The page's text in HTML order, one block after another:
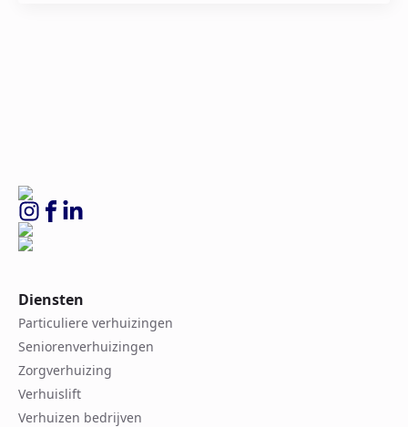
Diensten
Particuliere verhuizingen
Seniorenverhuizingen
Zorgverhuizing
Verhuislift
Verhuizen bedrijven